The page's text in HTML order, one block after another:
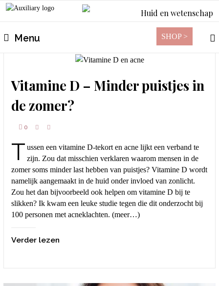
Huid en wetenschap
Menu SHOP >
Vitamine D – Minder puistjes in
de zomer?
0
T ussen een vitamine D-tekort en acne lijkt een verband te
zijn. Zou dat misschien verklaren waarom mensen in de
zomer soms minder last hebben van puistjes? Vitamine D wordt
namelijk aangemaakt in de huid onder invloed van zonlicht.
Zou het dan bijvoorbeeld ook helpen om vitamine D bij te
slikken? Ik kwam een leuke studie tegen die dit onderzocht bij
100 personen met acneklachten. (meer…)
Verder lezen